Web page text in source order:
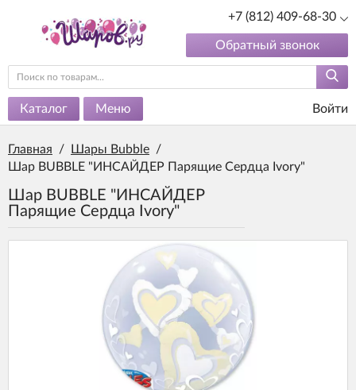
+7 (812) 409-68-30
Обратный звонок
Каталог Меню Войти
Главная / Шары Bubble /
Шар BUBBLE "ИНСАЙДЕР Парящие Сердца Ivory"
Шар BUBBLE "ИНСАЙДЕР
Парящие Сердца Ivory"